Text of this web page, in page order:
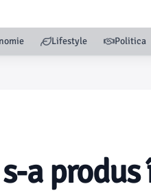
Lifestyle Politica
a